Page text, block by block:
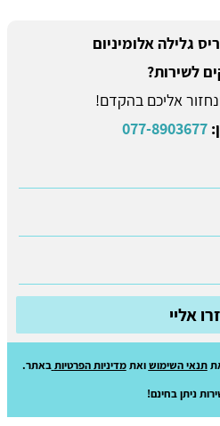
גלילה אלומיניום
לשירות?
אליכם בהקדם!
077-8903677
אליי
תנאי השימושואתמדיניות הפרטיות באתר.
ניתן בחינם!